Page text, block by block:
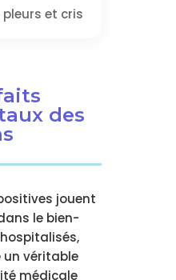
et cris
des
jouent
le bien-
véritable
médicale